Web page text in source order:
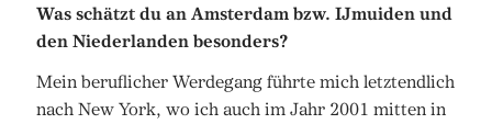
Was schätzt du an Amsterdam bzw. IJmuiden und
den Niederlanden besonders?
Mein beruflicher Werdegang führte mich letztendlich
nach New York, wo ich auch im Jahr 2001 mitten in